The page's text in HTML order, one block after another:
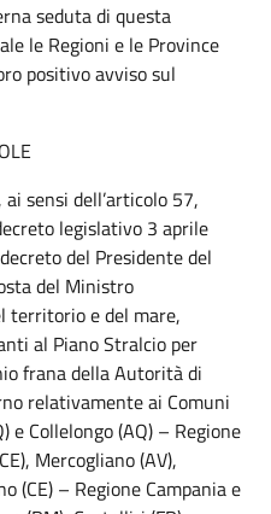
seduta di questa
le Regioni e le Province
positivo avviso sul
sensi dell’articolo 57,
legislativo 3 aprile
del Presidente del
del Ministro
territorio e del mare,
al Piano Stralcio per
frana della Autorità di
relativamente ai Comuni
e Collelongo (AQ) – Regione
Mercogliano (AV),
(CE) – Regione Campania e